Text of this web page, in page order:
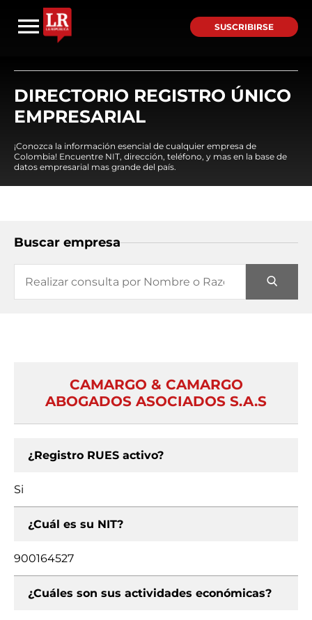
SUSCRIBIRSE
DIRECTORIO REGISTRO ÚNICO
EMPRESARIAL
¡Conozca la información esencial de cualquier empresa de
Colombia! Encuentre NIT, dirección, teléfono, y mas en la base de
datos empresarial mas grande del país.
Buscar empresa
CAMARGO & CAMARGO
ABOGADOS ASOCIADOS S.A.S
¿Registro RUES activo?
Si
¿Cuál es su NIT?
900164527
¿Cuáles son sus actividades económicas?